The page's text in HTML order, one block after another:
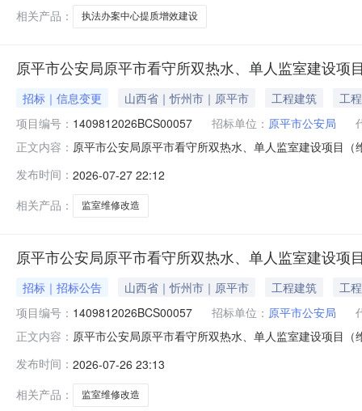
相关产品：
执法办案中心提质增效建设
原平市公安局原平市看守所双热水、单人监室建设项
招标｜信息变更 山西省｜忻州市｜原平市 工程建筑
工程
项目编号： 1409812026BCS00057 招标单位： 原平市公安局
正文内容： 原平市公安局原平市看守所双热水、单人监室建设项目
容11附件附件：工程量清单更正日期：2026年07月27日
平市平安大街联
发布时间： 2026-07-27 22:12
相关产品：
监室维修改造
原平市公安局原平市看守所双热水、单人监室建设项
招标｜招标公告 山西省｜忻州市｜原平市 工程建筑
工程
项目编号： 1409812026BCS00057 招标单位： 原平市公安局
正文内容： 原平市公安局原平市看守所双热水、单人监室建设项目
热水、单人监室建设项目（维修改造）采购方式：竞争
项目
发布时间： 2026-07-26 23:13
相关产品：
监室维修改造